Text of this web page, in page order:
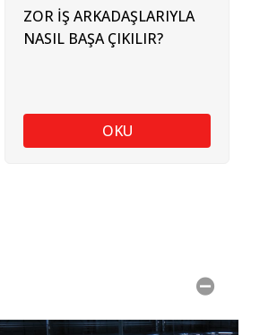
ZOR İŞ ARKADAŞLARIYLA
NASIL BAŞA ÇIKILIR?
OKU